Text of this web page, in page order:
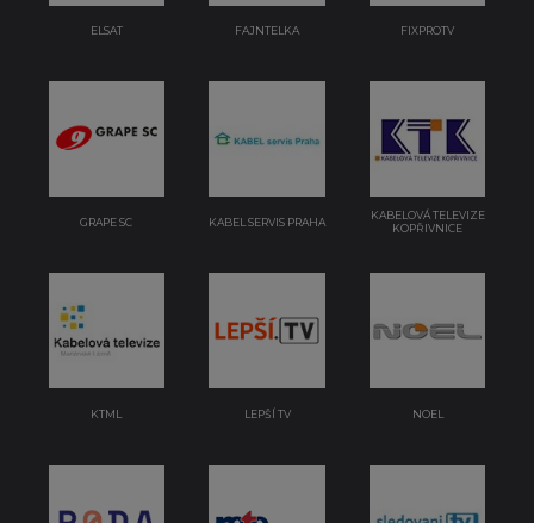
ELSAT FAJNTELKA FIXPROTV
GRAPE SC KABEL SERVIS PRAHA
KABELOVÁ TELEVIZE
KOPŘIVNICE
KTML LEPŠÍ TV NOEL